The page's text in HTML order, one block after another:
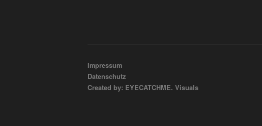
Impressum
Datenschutz
Created by: EYECATCHME. Visuals